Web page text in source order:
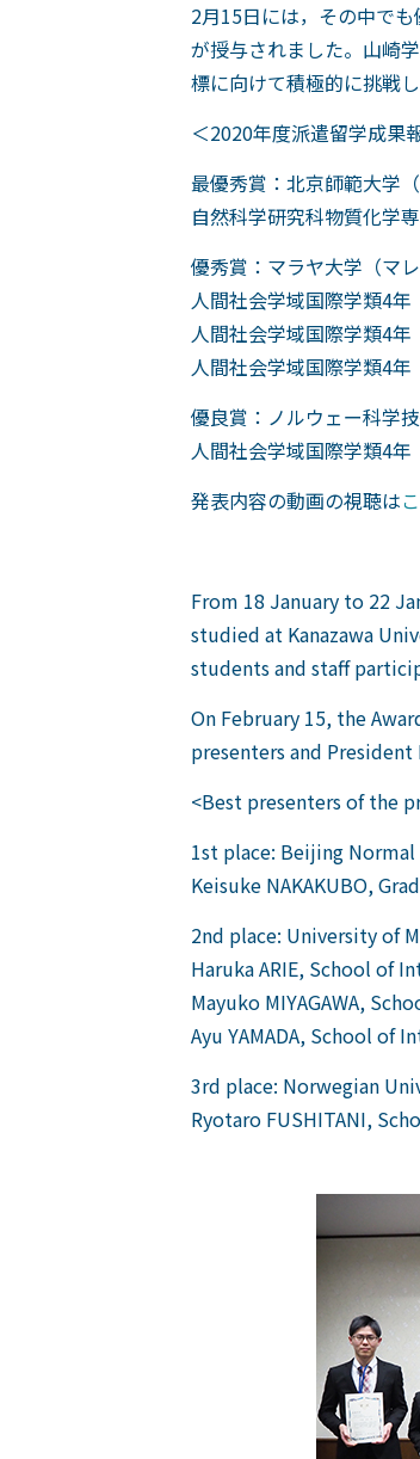
2月15日には，その中で
が授与されました。山崎
標に向けて積極的に挑戦
＜2020年度派遣留学成
最優秀賞：北京師範大学（
自然科学研究科物質化
優秀賞：マラヤ大学（マレ
人間社会学域国際学類4
人間社会学域国際学類4
人間社会学域国際学類4
優良賞：ノルウェー科学
人間社会学域国際学類4
発表内容の動画の視聴は
From 18 January to 22
studied at Kanazawa
students and staff
On February 15, the
presenters and
<Best presenters of the
1st place: Beijing
Keisuke NAKAKUBO,
2nd place: University of
Haruka ARIE, School of
Mayuko MIYAGAWA,
Ayu YAMADA, School of
3rd place: Norwegian
Ryotaro FUSHITANI,